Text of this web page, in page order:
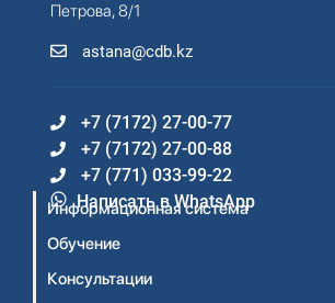
Петрова, 8/1
astana@cdb.kz
+7 (7172) 27-00-77
+7 (7172) 27-00-88
+7 (771) 033-99-22
Написать в WhatsApp
Информационная система
Обучение
Консультации